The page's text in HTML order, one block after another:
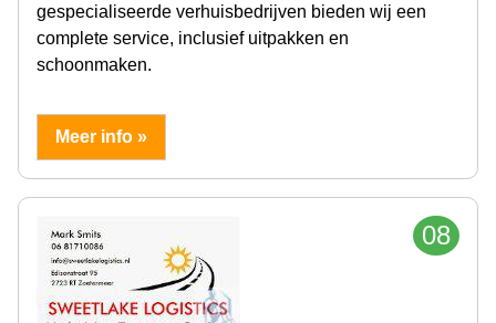
gespecialiseerde verhuisbedrijven bieden wij een
complete service, inclusief uitpakken en
schoonmaken.
Meer info »
08